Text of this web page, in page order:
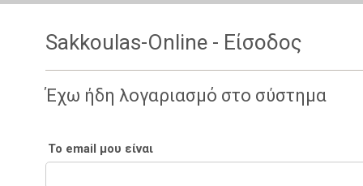
Sakkoulas-Online - Είσοδος
Έχω ήδη λογαριασμό στο σύστημα
Το email μου είναι